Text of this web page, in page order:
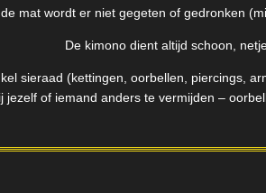
mat wordt er niet gegeten of gedronken
De kimono dient altijd schoon,
sieraad (kettingen, oorbellen, piercings,
jezelf of iemand anders te vermijden –